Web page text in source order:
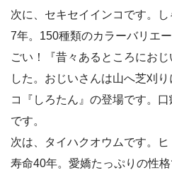
次に、セキセイインコです。
7年。150種類のカラーバリエ
ごい！『昔々あるところにお
した。おじいさんは山へ芝刈
コ『しろたん』の登場です。
です。
次は、タイハクオウムです。ヒ
寿命40年。愛嬌たっぷりの性